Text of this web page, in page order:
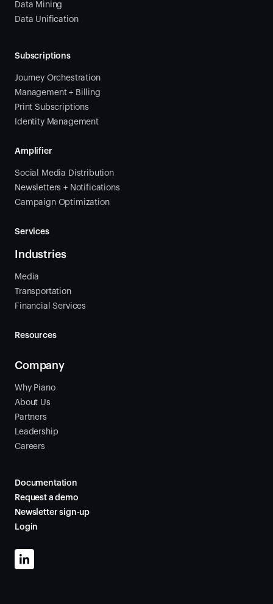
Data Mining
Data Unification
Subscriptions
Journey Orchestration
Management + Billing
Print Subscriptions
Identity Management
Amplifier
Social Media Distribution
Newsletters + Notifications
Campaign Optimization
Services
Industries
Media
Transportation
Financial Services
Resources
Company
Why Piano
About Us
Partners
Leadership
Careers
Documentation
Request a demo
Newsletter sign-up
Login